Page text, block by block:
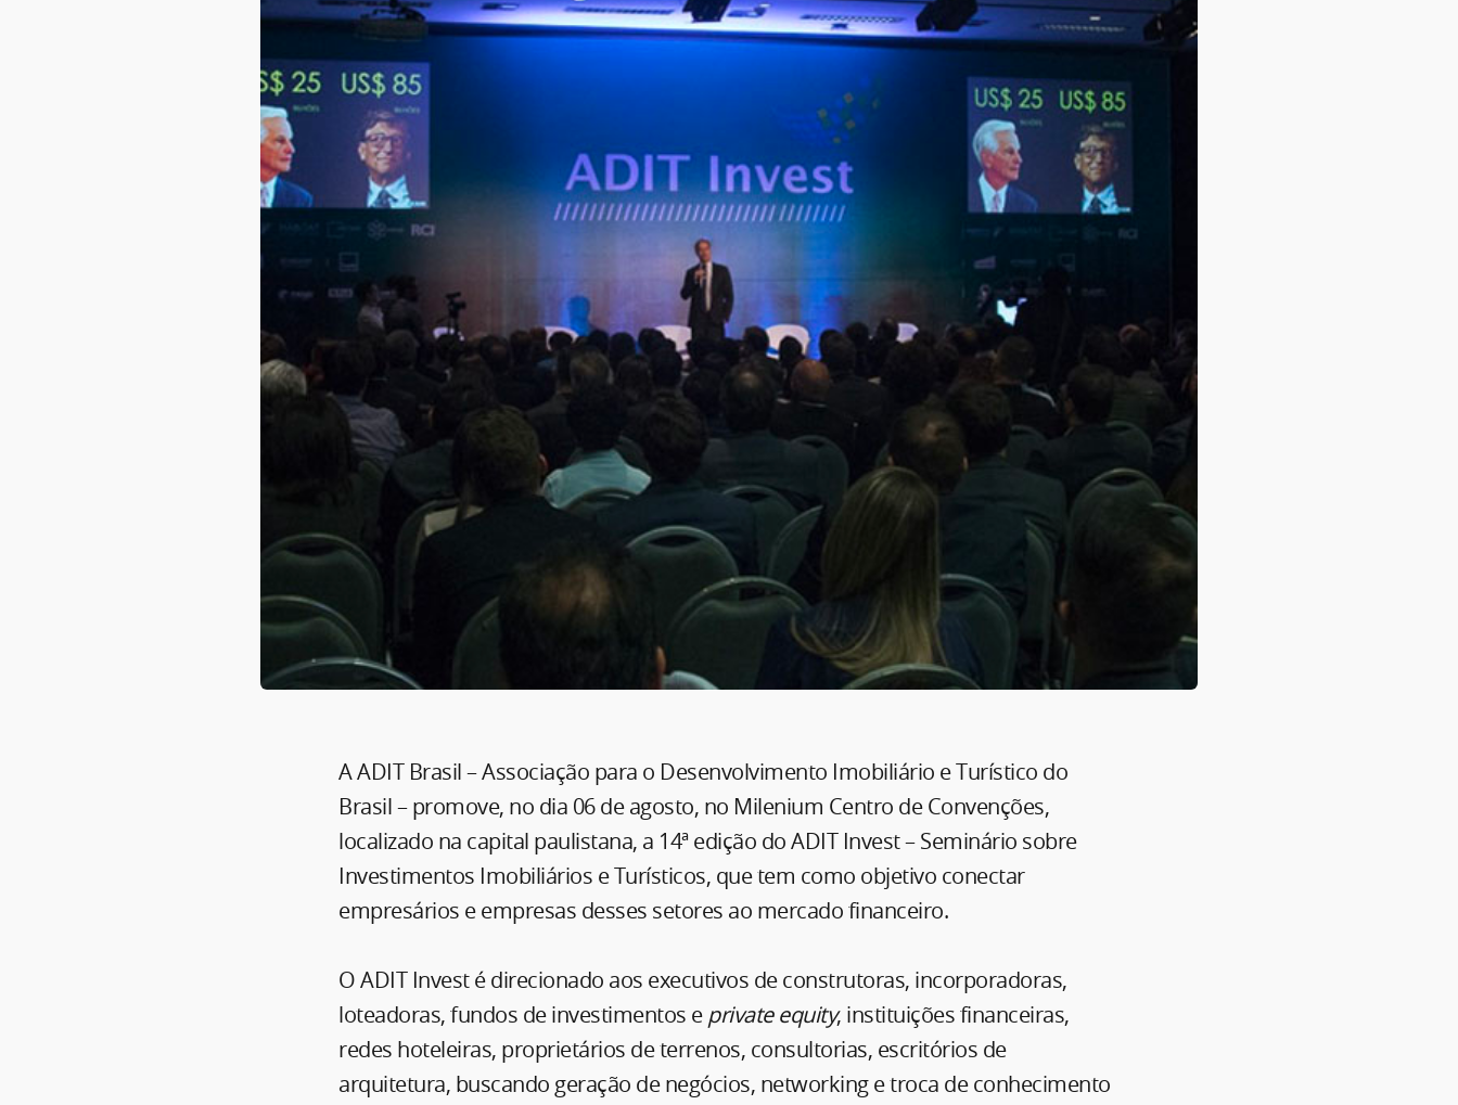
A ADIT Brasil – Associação para o Desenvolvimento Imobiliário e Turístico do
Brasil – promove, no dia 06 de agosto, no Milenium Centro de Convenções,
localizado na capital paulistana, a 14ª edição do ADIT Invest – Seminário sobre
Investimentos Imobiliários e Turísticos, que tem como objetivo conectar
empresários e empresas desses setores ao mercado financeiro.
O ADIT Invest é direcionado aos executivos de construtoras, incorporadoras,
loteadoras, fundos de investimentos eprivate equity, instituições financeiras,
redes hoteleiras, proprietários de terrenos, consultorias, escritórios de
arquitetura, buscando geração de negócios, networking e troca de conhecimento